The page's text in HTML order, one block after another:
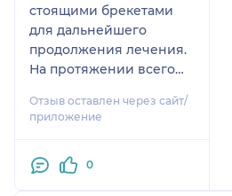
стоящими брекетами
для дальнейшего
продолжения лечения.
На протяжении всего
исключительное
мастерство в своей
информировал, был
Отзыв оставлен через сайт/
приложение
0